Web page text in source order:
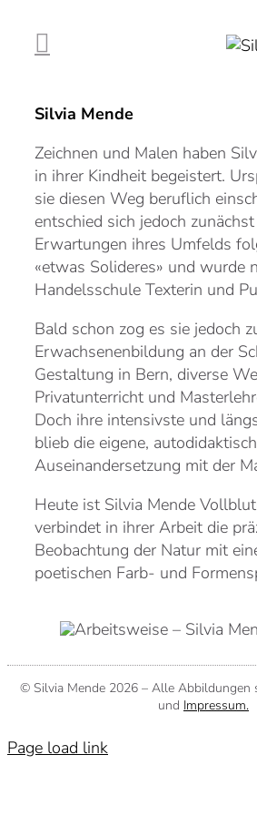
Inhalt
springen
Silvia Mende
Zeichnen und Malen haben
in ihrer Kindheit begeistert.
sie diesen Weg beruflich
entschied sich jedoch
Erwartungen ihres Umfelds
«etwas Solideres» und wurde
Handelsschule Texterin und
Bald schon zog es sie jedoch
Erwachsenenbildung an der
Gestaltung in Bern, diverse
Privatunterricht und
Doch ihre intensivste und
blieb die eigene,
Auseinandersetzung mit der
Heute ist Silvia Mende
verbindet in ihrer Arbeit die
Beobachtung der Natur mit
poetischen Farb- und
© Silvia Mende 2026 – Alle Abbildungen
und Impressum.
Page load link